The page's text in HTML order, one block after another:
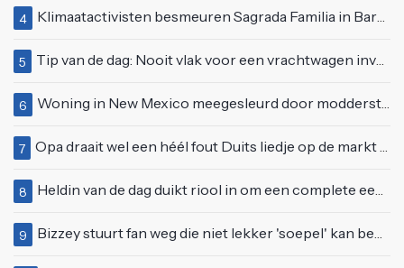
4 Klimaatactivisten besmeuren Sagrada Familia in Barcelona met lading verf
5 Tip van de dag: Nooit vlak voor een vrachtwagen invoegen
6 Woning in New Mexico meegesleurd door modderstroom
7 Opa draait wel een héél fout Duits liedje op de markt van Emmen
8 Heldin van de dag duikt riool in om een complete eendenfamilie te redden
9 Bizzey stuurt fan weg die niet lekker 'soepel' kan bewegen op podium